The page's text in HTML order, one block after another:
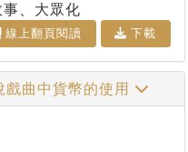
、大眾化
線上翻⾴閱讀 下載
曲中貨幣的使用